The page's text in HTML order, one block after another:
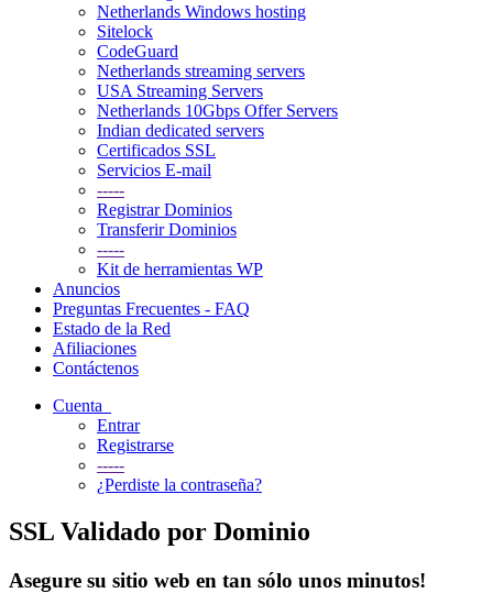
Netherlands Windows hosting
Sitelock
CodeGuard
Netherlands streaming servers
USA Streaming Servers
Netherlands 10Gbps Offer Servers
Indian dedicated servers
Certificados SSL
Servicios E-mail
-----
Registrar Dominios
Transferir Dominios
-----
Kit de herramientas WP
Anuncios
Preguntas Frecuentes - FAQ
Estado de la Red
Afiliaciones
Contáctenos
Cuenta
Entrar
Registrarse
-----
¿Perdiste la contraseña?
SSL Validado por Dominio
Asegure su sitio web en tan sólo unos minutos!